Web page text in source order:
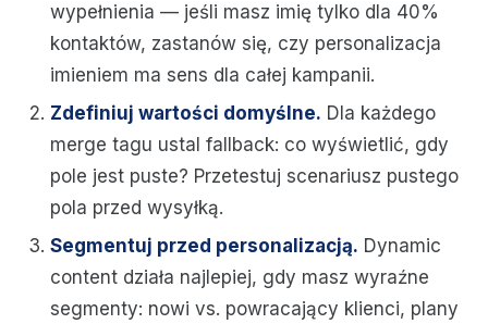
wypełnienia — jeśli masz imię tylko dla 40%
kontaktów, zastanów się, czy personalizacja
imieniem ma sens dla całej kampanii.
Zdefiniuj wartości domyślne. Dla każdego
merge tagu ustal fallback: co wyświetlić, gdy
pole jest puste? Przetestuj scenariusz pustego
pola przed wysyłką.
Segmentuj przed personalizacją. Dynamic
content działa najlepiej, gdy masz wyraźne
segmenty: nowi vs. powracający klienci, plany